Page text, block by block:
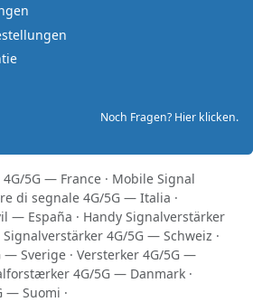
Noch Fragen? Hier klicken.
5G — France · Mobile Signal
di segnale 4G/5G — Italia ·
— España · Handy Signalverstärker
Signalverstärker 4G/5G — Schweiz ·
— Sverige · Versterker 4G/5G —
4G/5G — Danmark ·
— Suomi ·